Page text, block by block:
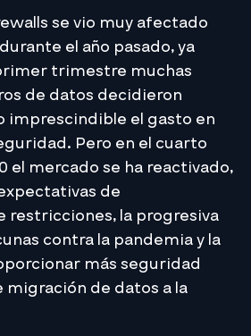
se vio muy afectado
el año pasado, ya
trimestre muchas
de datos decidieron
imprescindible el gasto en
Pero en el cuarto
el mercado se ha reactivado,
de
restricciones, la progresiva
contra la pandemia y la
más seguridad
migración de datos a la